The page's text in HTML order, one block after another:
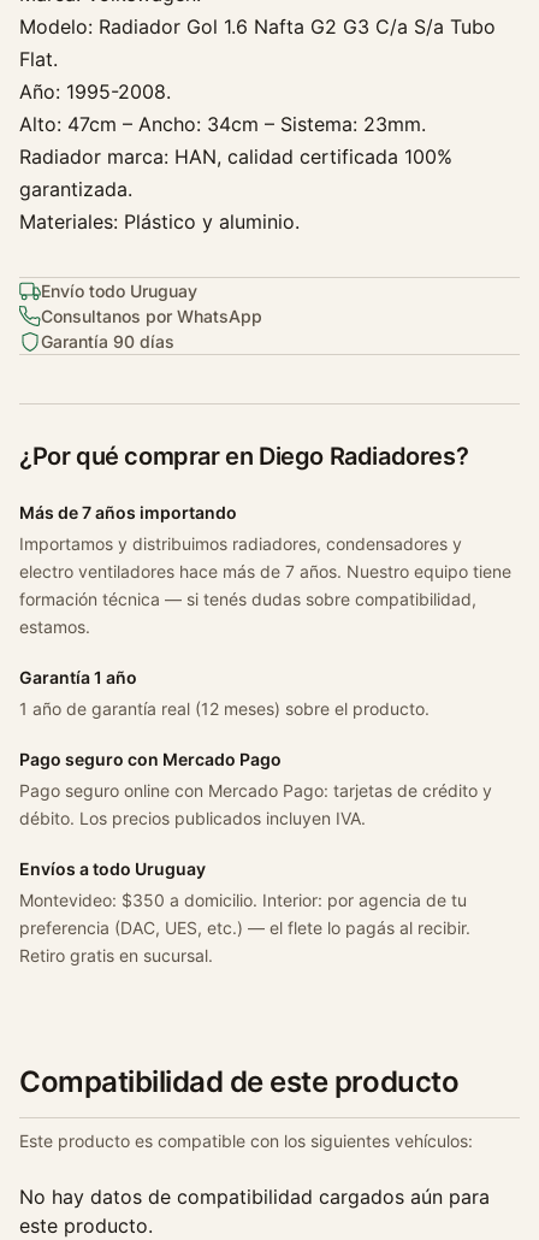
s
w
a
g
e
n
G
o
.
6
N
f
a
2
G
3
G
c
a
t
i
d
d
Modelo: Radiador Gol 1.6 Nafta G2 G3 C/a S/a Tubo
Flat.
Año: 1995-2008.
Alto: 47cm – Ancho: 34cm – Sistema: 23mm.
Radiador marca: HAN, calidad certificada 100%
garantizada.
Materiales: Plástico y aluminio.
Envío todo Uruguay
Consultanos por WhatsApp
Garantía 90 días
¿Por qué comprar en Diego Radiadores?
Más de 7 años importando
Importamos y distribuimos radiadores, condensadores y
electro ventiladores hace más de 7 años. Nuestro equipo tiene
formación técnica — si tenés dudas sobre compatibilidad,
estamos.
Garantía 1 año
1 año de garantía real (12 meses) sobre el producto.
Pago seguro con Mercado Pago
Pago seguro online con Mercado Pago: tarjetas de crédito y
débito. Los precios publicados incluyen IVA.
Envíos a todo Uruguay
Montevideo: $350 a domicilio. Interior: por agencia de tu
preferencia (DAC, UES, etc.) — el flete lo pagás al recibir.
Retiro gratis en sucursal.
Compatibilidad de este producto
Este producto es compatible con los siguientes vehículos:
No hay datos de compatibilidad cargados aún para
este producto.